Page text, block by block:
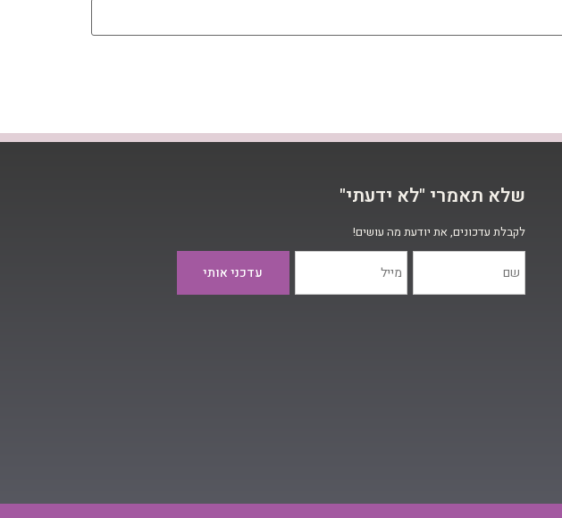
שלא תאמרי "לא ידעתי"​
לקבלת עדכונים, את יודעת מה עושים!